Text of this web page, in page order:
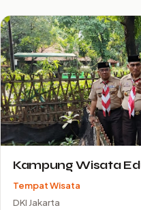
Kampung Wisata
Tempat Wisata
DKI Jakarta